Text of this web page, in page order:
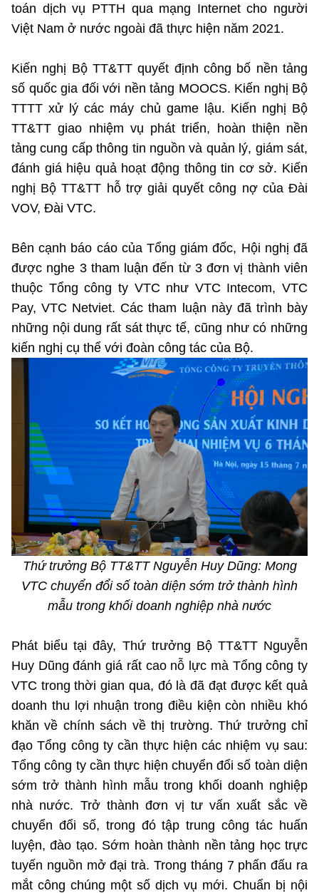
toán dịch vụ PTTH qua mạng Internet cho người
Việt Nam ở nước ngoài đã thực hiện năm 2021.
Kiến nghị Bộ TT&TT quyết định công bố nền tảng
số quốc gia đối với nền tảng MOOCS. Kiến nghị Bộ
TTTT xử lý các máy chủ game lậu. Kiến nghị Bộ
TT&TT giao nhiệm vụ phát triển, hoàn thiện nền
tảng cung cấp thông tin nguồn và quản lý, giám sát,
đánh giá hiệu quả hoạt động thông tin cơ sở. Kiến
nghị Bộ TT&TT hỗ trợ giải quyết công nợ của Đài
VOV, Đài VTC.
Bên cạnh báo cáo của Tổng giám đốc, Hội nghị đã
được nghe 3 tham luận đến từ 3 đơn vị thành viên
thuộc Tổng công ty VTC như VTC Intecom, VTC
Pay, VTC Netviet. Các tham luận này đã trình bày
những nội dung rất sát thực tế, cũng như có những
kiến nghị cụ thể với đoàn công tác của Bộ.
Thứ trưởng Bộ TT&TT Nguyễn Huy Dũng: Mong
VTC chuyển đổi số toàn diện sớm trở thành hình
mẫu trong khối doanh nghiệp nhà nước
Phát biểu tại đây, Thứ trưởng Bộ TT&TT Nguyễn
Huy Dũng đánh giá rất cao nỗ lực mà Tổng công ty
VTC trong thời gian qua, đó là đã đạt được kết quả
doanh thu lợi nhuận trong điều kiện còn nhiều khó
khăn về chính sách về thị trường. Thứ trưởng chỉ
đạo Tổng công ty cần thực hiện các nhiệm vụ sau:
Tổng công ty cần thực hiện chuyển đổi số toàn diện
sớm trở thành hình mẫu trong khối doanh nghiệp
nhà nước. Trở thành đơn vị tư vấn xuất sắc về
chuyển đổi số, trong đó tập trung công tác huấn
luyện, đào tạo. Sớm hoàn thành nền tảng học trực
tuyến nguồn mở đại trà. Trong tháng 7 phấn đấu ra
mắt công chúng một số dịch vụ mới. Chuẩn bị nội